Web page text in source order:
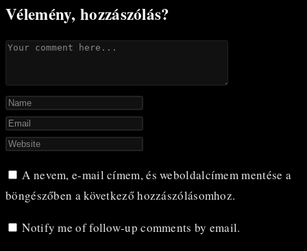
Vélemény, hozzászólás?
Comment
Enter
your
name
username
to
comment
Enter
your
address
to
comment
Enter
website
URL
(optional)
A nevem, e-mail címem, és weboldalcímem mentése a
böngészőben a következő hozzászólásomhoz.
Notify me of follow-up comments by email.